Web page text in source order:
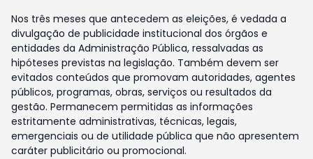
Nos três meses que antecedem as eleições, é vedada a
divulgação de publicidade institucional dos órgãos e
entidades da Administração Pública, ressalvadas as
hipóteses previstas na legislação. Também devem ser
evitados conteúdos que promovam autoridades, agentes
públicos, programas, obras, serviços ou resultados da
gestão. Permanecem permitidas as informações
estritamente administrativas, técnicas, legais,
emergenciais ou de utilidade pública que não apresentem
caráter publicitário ou promocional.